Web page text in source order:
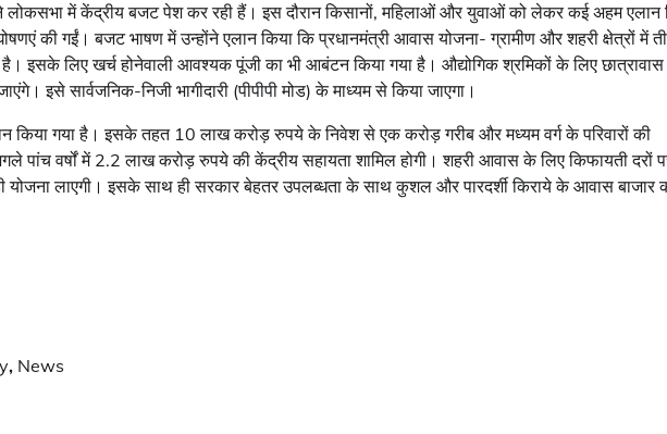
ने लोकसभा में केंद्रीय बजट पेश कर रही हैं। इस दौरान किसानों, महिलाओं और युवाओं को लेकर कई अहम एलान
की गईं। बजट भाषण में उन्होंने एलान किया कि प्रधानमंत्री आवास योजना- ग्रामीण और शहरी क्षेत्रों में
है। इसके लिए खर्च होनेवाली आवश्यक पूंजी का भी आबंटन किया गया है। औद्योगिक श्रमिकों के लिए छात्रावास
इसे सार्वजनिक-निजी भागीदारी (पीपीपी मोड) के माध्यम से किया जाएगा।
किया गया है। इसके तहत 10 लाख करोड़ रुपये के निवेश से एक करोड़ गरीब और मध्यम वर्ग के परिवारों की
पांच वर्षों में 2.2 लाख करोड़ रुपये की केंद्रीय सहायता शामिल होगी। शहरी आवास के लिए किफायती दरों
लाएगी। इसके साथ ही सरकार बेहतर उपलब्धता के साथ कुशल और पारदर्शी किराये के आवास बाजार
, News